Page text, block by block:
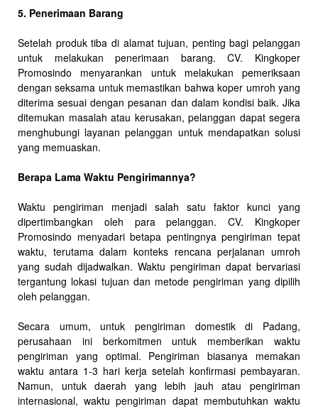
5. Penerimaan Barang
Setelah produk tiba di alamat tujuan, penting bagi pelanggan
untuk melakukan penerimaan barang. CV. Kingkoper
Promosindo menyarankan untuk melakukan pemeriksaan
dengan seksama untuk memastikan bahwa koper umroh yang
diterima sesuai dengan pesanan dan dalam kondisi baik. Jika
ditemukan masalah atau kerusakan, pelanggan dapat segera
menghubungi layanan pelanggan untuk mendapatkan solusi
yang memuaskan.
Berapa Lama Waktu Pengirimannya?
Waktu pengiriman menjadi salah satu faktor kunci yang
dipertimbangkan oleh para pelanggan. CV. Kingkoper
Promosindo menyadari betapa pentingnya pengiriman tepat
waktu, terutama dalam konteks rencana perjalanan umroh
yang sudah dijadwalkan. Waktu pengiriman dapat bervariasi
tergantung lokasi tujuan dan metode pengiriman yang dipilih
oleh pelanggan.
Secara umum, untuk pengiriman domestik di Padang,
perusahaan ini berkomitmen untuk memberikan waktu
pengiriman yang optimal. Pengiriman biasanya memakan
waktu antara 1-3 hari kerja setelah konfirmasi pembayaran.
Namun, untuk daerah yang lebih jauh atau pengiriman
internasional, waktu pengiriman dapat membutuhkan waktu